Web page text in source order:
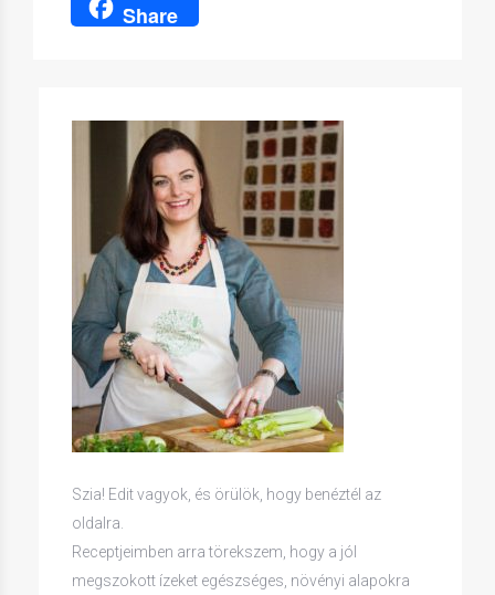
Share
Szia! Edit vagyok, és örülök, hogy benéztél az
oldalra.
Receptjeimben arra törekszem, hogy a jól
megszokott ízeket egészséges, növényi alapokra